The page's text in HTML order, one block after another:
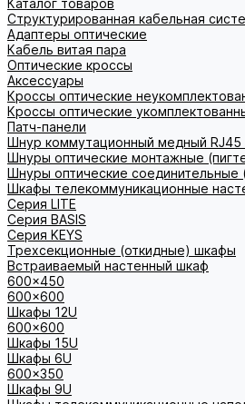
Каталог товаров
Структурированная кабельная
Адаптеры оптические
Кабель витая пара
Оптические кроссы
Аксессуары
Кроссы оптические
Кроссы оптические
Патч-панели
Шнур коммутационный медный RJ45
Шнуры оптические монтажные
Шнуры оптические соединительные
Шкафы телекоммуникационные
Cерия LITE
Cерия BASIS
Cерия KEYS
Трехсекционные (откидные) шкафы
Встраиваемый настенный шкаф
600x450
600x600
Шкафы 12U
600x600
Шкафы 15U
Шкафы 6U
600x350
Шкафы 9U